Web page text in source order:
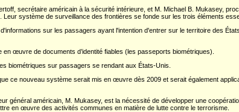
secrétaire américain à la sécurité intérieure, et M. Michael B. Mukasey,
système de surveillance des frontières se fonde sur les trois éléments
sur les passagers ayant l'intention d'entrer sur le territoire des
œuvre de documents d’identité fiables (les passeports biométriques).
biométriques sur passagers se rendant aux États-Unis.
ce nouveau système serait mis en œuvre dès 2009 et serait également
général américain, M. Mukasey, est la nécessité de développer une
en œuvre des activités communes en matière de lutte contre le terrorisme.